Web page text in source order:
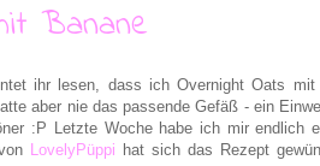
Banane
ihr lesen, dass ich Overnight Oats
aber nie das passende Gefäß - ein
:P Letzte Woche habe ich mir endlich
LovelyPüppi hat sich das Rezept